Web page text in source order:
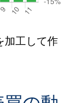
加工して作